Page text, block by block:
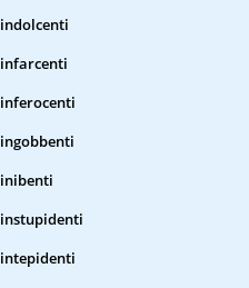
indolcenti
infarcenti
inferocenti
ingobbenti
inibenti
instupidenti
intepidenti